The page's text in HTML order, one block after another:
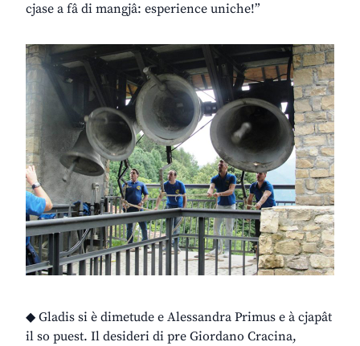
cjase a fâ di mangjâ: esperience uniche!”
◆ Gladis si è dimetude e Alessandra Primus e à cjapât
il so puest. Il desideri di pre Giordano Cracina,